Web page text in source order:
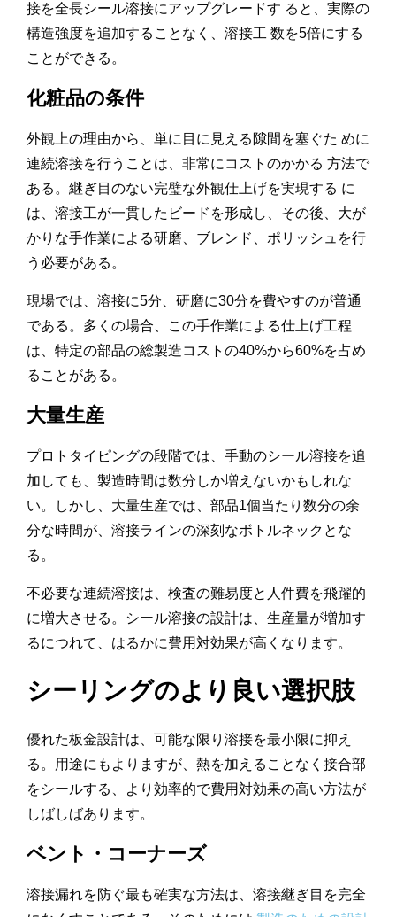
接を全長シール溶接にアップグレードす ると、実際の
構造強度を追加することなく、溶接工 数を5倍にする
ことができる。
化粧品の条件
外観上の理由から、単に目に見える隙間を塞ぐた めに
連続溶接を行うことは、非常にコストのかかる 方法で
ある。継ぎ目のない完璧な外観仕上げを実現する に
は、溶接工が一貫したビードを形成し、その後、大が
かりな手作業による研磨、ブレンド、ポリッシュを行
う必要がある。
現場では、溶接に5分、研磨に30分を費やすのが普通
である。多くの場合、この手作業による仕上げ工程
は、特定の部品の総製造コストの40%から60%を占め
ることがある。
大量生産
プロトタイピングの段階では、手動のシール溶接を追
加しても、製造時間は数分しか増えないかもしれな
い。しかし、大量生産では、部品1個当たり数分の余
分な時間が、溶接ラインの深刻なボトルネックとな
る。
不必要な連続溶接は、検査の難易度と人件費を飛躍的
に増大させる。シール溶接の設計は、生産量が増加す
るにつれて、はるかに費用対効果が高くなります。
シーリングのより良い選択肢
優れた板金設計は、可能な限り溶接を最小限に抑え
る。用途にもよりますが、熱を加えることなく接合部
をシールする、より効率的で費用対効果の高い方法が
しばしばあります。
ベント・コーナーズ
溶接漏れを防ぐ最も確実な方法は、溶接継ぎ目を完全